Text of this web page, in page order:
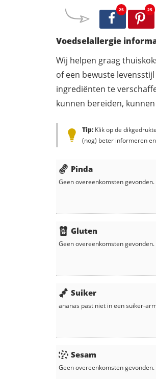
25 25
Voedselallergie
Wij helpen graag
of een bewuste
ingrediënten te
kunnen bereiden, kunnen
Tip: Klik op de
(nog) beter informeren
Pinda
Geen overeenkomsten gevonden.
Gluten
Geen overeenkomsten gevonden.
Suiker
ananas past niet in een suiker-
Sesam
Geen overeenkomsten gevonden.